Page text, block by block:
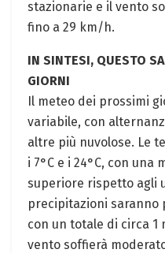
stazionarie e il vento
fino a 29 km/h.
IN SINTESI, QUESTO
GIORNI
Il meteo dei prossimi
variabile, con
altre più nuvolose. Le
i 7°C e i 24°C, con una
superiore rispetto agli
precipitazioni saranno
con un totale di circa 1
vento soffierà